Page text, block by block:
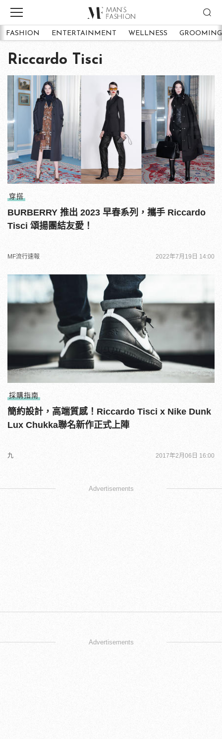
FASHION ENTERTAINMENT WELLNESS GROOMING
Riccardo Tisci
穿搭
BURBERRY 推出 2023 早春系列，攜手 Riccardo
Tisci 頌揚團結友愛！
MF流行速報 2022年7月19日 14:00
採購指南
簡約設計，高端質感！Riccardo Tisci x Nike Dunk
Lux Chukka聯名新作正式上陣
九 2017年2月06日 16:00
Advertisements
Advertisements